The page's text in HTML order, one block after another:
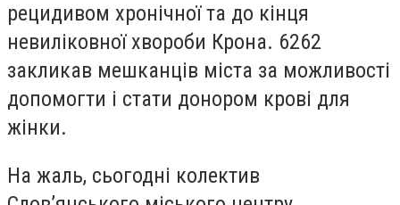
рецидивом хронічної та до кінця
невиліковної хвороби Крона. 6262
закликав мешканців міста за можливості
допомогти і стати донором крові для
жінки.
На жаль, сьогодні колектив